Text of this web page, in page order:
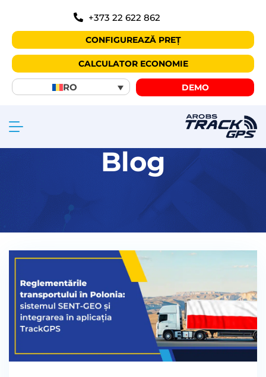
+373 22 622 862
CONFIGUREAZĂ PREȚ
CALCULATOR ECONOMIE
RO DEMO
Blog